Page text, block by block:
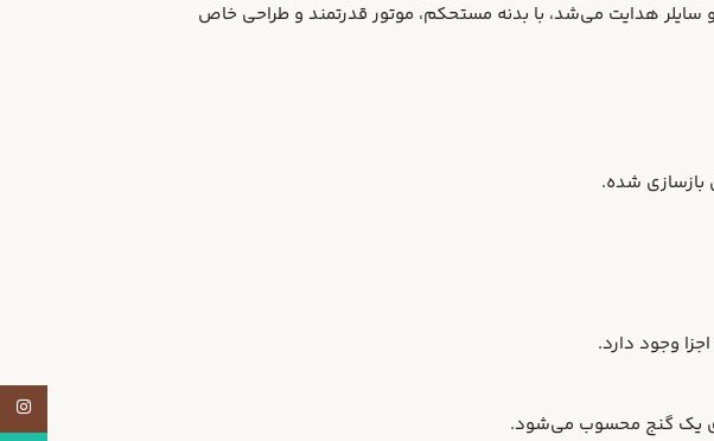
سرعت و دوام، حرف‌های زیادی برای گفتن دارد. خودروی شماره ۱۰ که توسط ورنر و سایلر هدایت می‌شد، با بدنه مستحکم، موتور قدرتمند و طراحی خاص
بازسازی شده.
وجود دارد.